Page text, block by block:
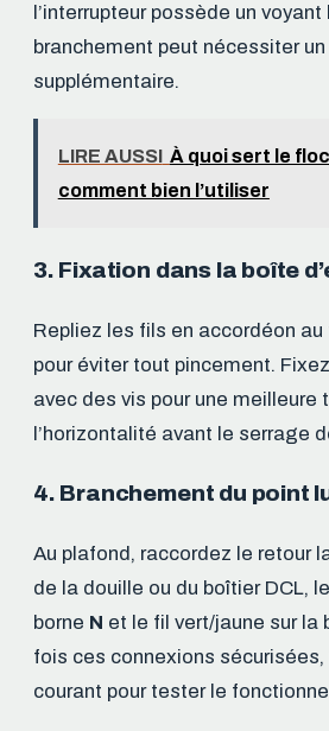
l’interrupteur possède un
branchement peut nécessiter
supplémentaire.
LIRE AUSSI À quoi sert le
comment bien l’utiliser
3. Fixation dans la boîte
Repliez les fils en accordéon
pour éviter tout pincement.
avec des vis pour une meilleure
l’horizontalité avant le serrage
4. Branchement du point
Au plafond, raccordez le retour
de la douille ou du boîtier DCL,
borne N et le fil vert/jaune sur la
fois ces connexions
courant pour tester le